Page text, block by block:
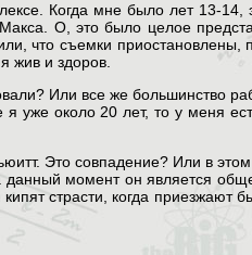
Когда мне было лет 13-14,
О, это было целое
что съемки
жив и здоров.
Или все же большинство
я уже около 20 лет, то у
Это совпадение? Или в
момент он является
страсти, когда